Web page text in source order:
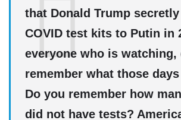
that Donald Trump
COVID test kits to Putin in
everyone who is watching,
remember what those
Do you remember how
did not have tests?